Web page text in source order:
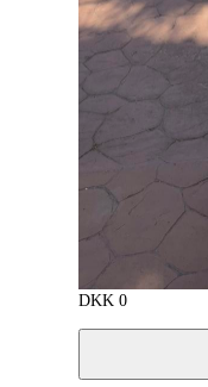
DKK 0